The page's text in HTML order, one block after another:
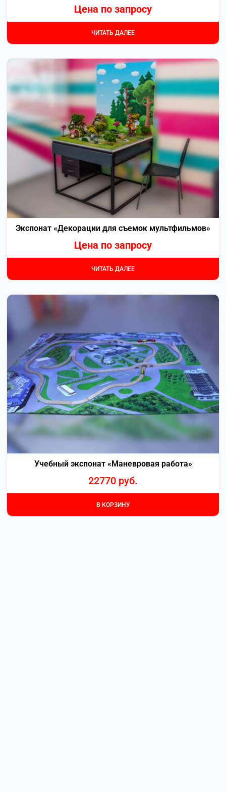
Цена по запросу
ЧИТАТЬ ДАЛЕЕ
Экспонат «Декорации для съемок мультфильмов»
Цена по запросу
ЧИТАТЬ ДАЛЕЕ
Учебный экспонат «Маневровая работа»
22770 руб.
В КОРЗИНУ